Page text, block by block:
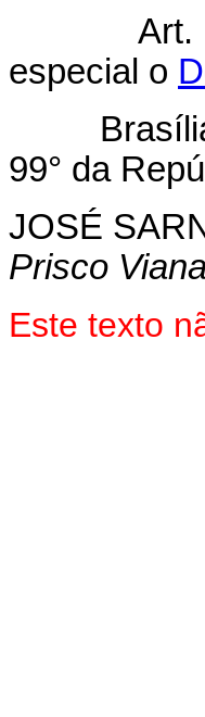
Art.
especial o
Brasília,
99° da
JOSÉ
Prisco
Este texto